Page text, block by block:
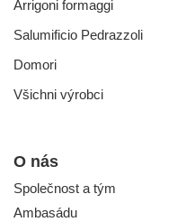
Arrigoni formaggi
Salumificio Pedrazzoli
Domori
Všichni výrobci
O nás
Společnost a tým
Ambasádu